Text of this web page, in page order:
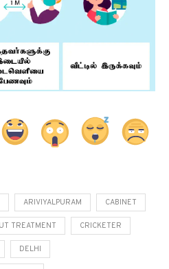
ARIVIYALPURAM CABINET
TREATMENT CRICKETER
DELHI